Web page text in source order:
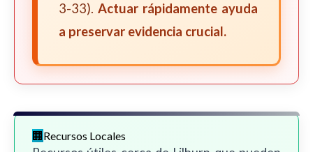
3-33). Actuar rápidamente ayuda
a preservar evidencia crucial.
Recursos Locales